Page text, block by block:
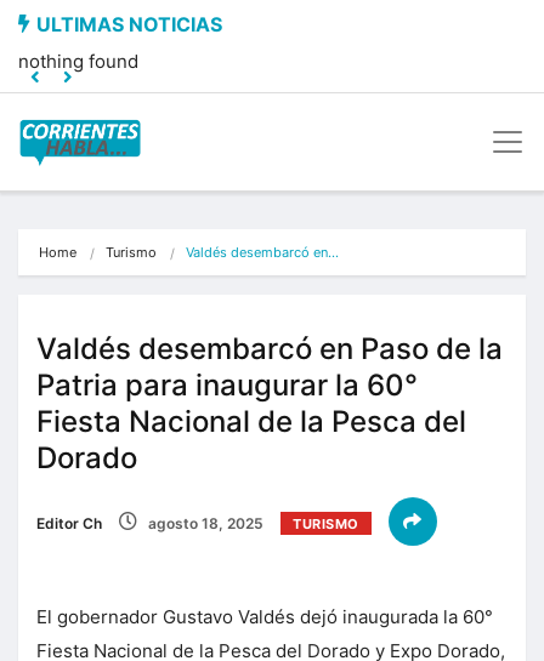
nothing found
Home Turismo Valdés desembarcó en…
Valdés desembarcó en Paso de la
Patria para inaugurar la 60°
Fiesta Nacional de la Pesca del
Dorado
Editor Ch agosto 18, 2025 TURISMO
El gobernador Gustavo Valdés dejó inaugurada la 60°
Fiesta Nacional de la Pesca del Dorado y Expo Dorado,